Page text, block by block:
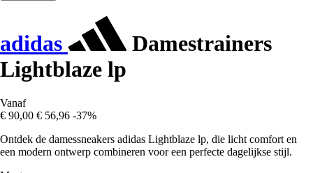
adidas
Damestrainers
Lightblaze lp
Vanaf
€ 90,00 € 56,96 -37%
Ontdek de damessneakers adidas Lightblaze lp, die licht comfort en
een modern ontwerp combineren voor een perfecte dagelijkse stijl.